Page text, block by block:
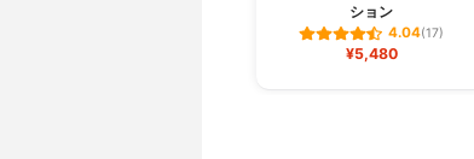
ション
4.04(17)
¥5,480